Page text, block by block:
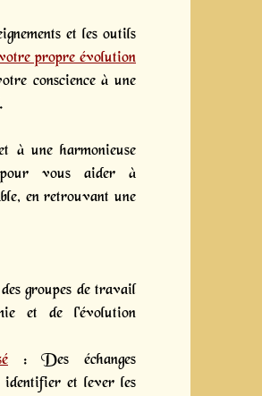
et les outils
propre évolution
conscience à une
à une harmonieuse
vous aider à
en retrouvant une
groupes de travail
et de l'évolution
: Des échanges
identifier et lever les